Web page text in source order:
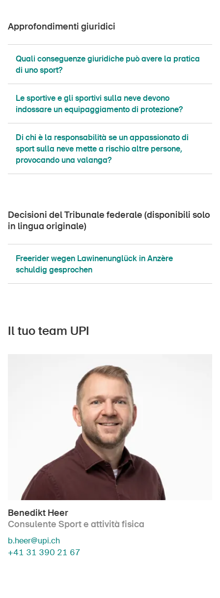
Home
Approfondimenti giuridici
Quali conseguenze giuridiche può avere la pratica
di uno sport?
Le sportive e gli sportivi sulla neve devono
indossare un equipaggiamento di protezione?
​​​​​​​Di chi è la responsabilità se un appassionato di
sport sulla neve mette a rischio altre persone,
provocando una valanga?
Decisioni del Tribunale federale (disponibili solo
in lingua originale)
Freerider wegen Lawinenunglück in Anzère
schuldig gesprochen
Il tuo team UPI
Benedikt Heer
Consulente Sport e attività fisica
b.heer@upi.ch
+41 31 390 21 67